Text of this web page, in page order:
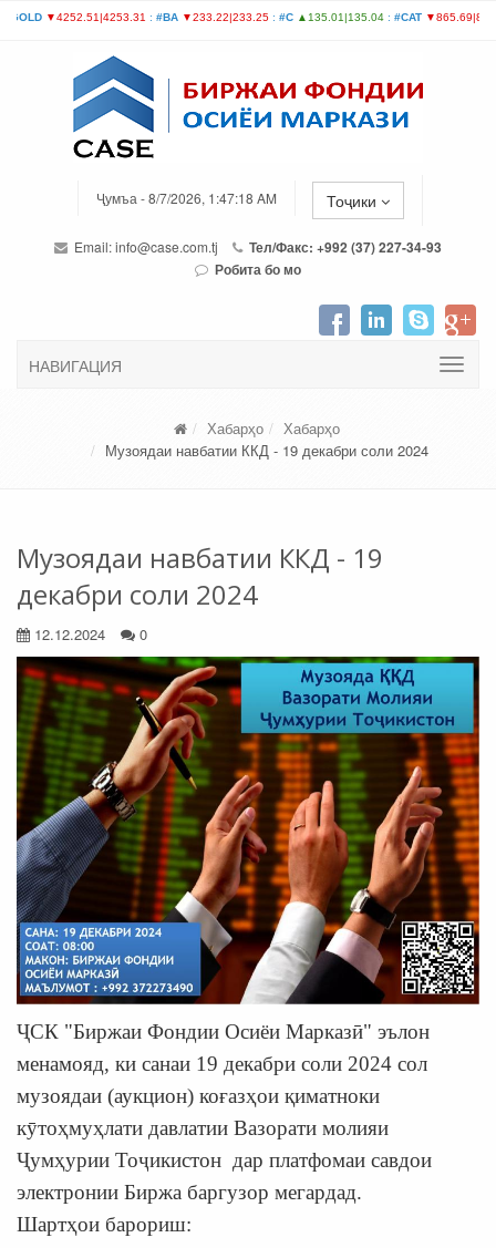
Ҷумъа - 8/7/2026, 1:47:18 AM Тоҷики
Email:info@case.com.tj
Тел/Факс: +992 (37) 227-34-93
Робита бо мо
НАВИГАЦИЯ
Хабарҳо
Хабарҳо
Музоядаи навбатии ККД - 19 декабри соли 2024
Музоядаи навбатии ККД - 19
декабри соли 2024
12.12.2024 0
ҶСК "Биржаи Фондии Осиёи Марказӣ" эълон
менамояд, ки санаи 19 декабри соли 2024 сол
музоядаи (аукцион) коғазҳои қиматноки
кӯтоҳмуҳлати давлатии Вазорати молияи
Ҷумҳурии Тоҷикистон дар платфомаи савдои
электронии Биржа баргузор мегардад.
Шартҳои барориш: